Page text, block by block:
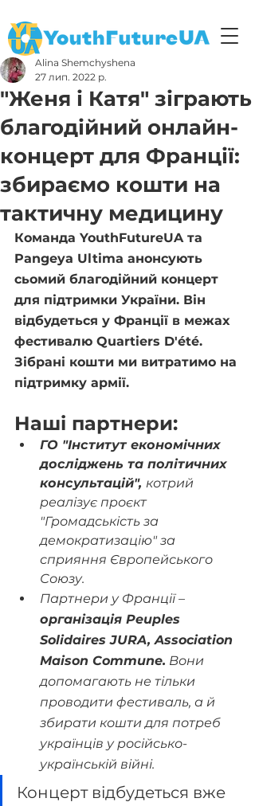
"Женя і Катя" зіграють
благодійний онлайн-
концерт для Франції:
збираємо кошти на
тактичну медицину
Alina Shemchyshena
27 лип. 2022 р.
Команда YouthFutureUA та
Pangeya Ultima анонсують
сьомий благодійний концерт
для підтримки України. Він
відбудеться у Франції в межах
фестивалю Quartiers D'été.
Зібрані кошти ми витратимо на
підтримку армії.
Наші партнери:
ГО "Інститут економічних
досліджень та політичних
консультацій", котрий
реалізує проєкт
"Громадськість за
демократизацію" за
сприяння Європейського
Союзу.
Партнери у Франції –
організація Peuples
Solidaires JURA, Association
Maison Commune. Вони
допомагають не тільки
проводити фестиваль, а й
збирати кошти для потреб
українців у російсько-
українській війні.
Концерт відбудеться вже